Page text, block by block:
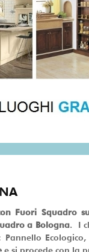
Fuori Squadro
a Bologna . I
Pannello Ecologico,
e si procede con la